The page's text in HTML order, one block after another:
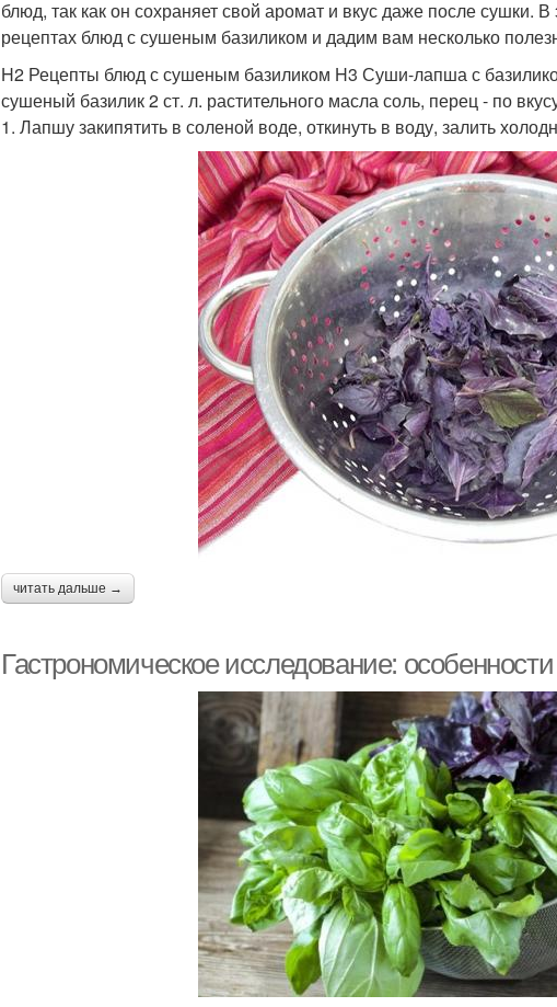
блюд, так как он сохраняет свой аромат и вкус даже после сушки.
рецептах блюд с сушеным базиликом и дадим вам несколько
H2 Рецепты блюд с сушеным базиликом H3 Суши-лапша с
сушеный базилик 2 ст. л. растительного масла соль, перец - по
1. Лапшу закипятить в соленой воде, откинуть в воду, залить
читать дальше →
Гастрономическое исследование: